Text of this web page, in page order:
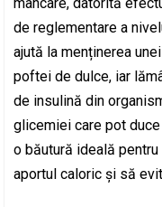
de reglementare a
ajută la menținerea
poftei de dulce, iar
de insulină din
glicemiei care pot
o băutură ideală
aportul caloric și să